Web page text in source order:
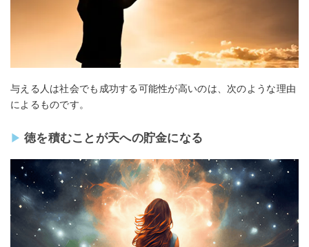
与える人は社会でも成功する可能性が高いのは、次のような理由
によるものです。
徳を積むことが天への貯金になる